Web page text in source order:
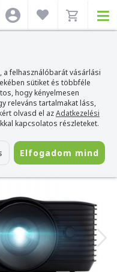
a felhasználóbarát vásárlási
sütiket és többféle
hogy kényelmesen
releváns tartalmakat láss,
olvasd el azAdatkezelési
kapcsolatos részleteket.
Elfogadom mind
DLP 3D Projektor